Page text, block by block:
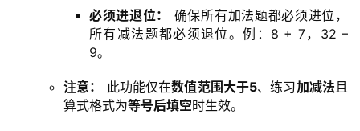
必须进退位：
确保所有加法题都必须进位，
所有减法题都必须退位。例：8 + 7，32 –
9。
注意： 此功能仅在数值范围大于5、练习加减法且
算式格式为等号后填空时生效。